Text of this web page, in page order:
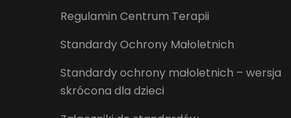
Regulamin Centrum Terapii
Standardy Ochrony Małoletnich
Standardy ochrony małoletnich – wersja
skrócona dla dzieci